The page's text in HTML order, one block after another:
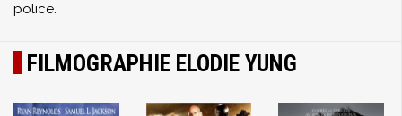
police.
FILMOGRAPHIE ELODIE YUNG